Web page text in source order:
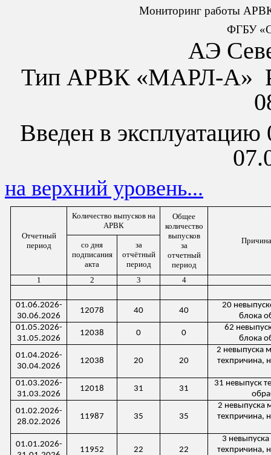
Мониторинг работы
ФГБУ
АЭ
Тип АРВК «МАРЛ-А»
Введен в эксплуатацию
на верхний уровень...
Отчетный
период
Количество выпусков на
АРВК
Общее
количество
выпусков
за
отчетный
период
со дня
подписания
акта
за
отчётный
период
1
2 3 4
01.06.2026-
30.06.2026
12078 40 40
20
блока
01.05.2026-
31.05.2026
12038 0 0
62
блока
01.04.2026-
30.04.2026
12038 20 20
2 невыпуска
техпричина,
01.03.2026-
31.03.2026
12018 31 31
31 невыпуск
01.02.2026-
28.02.2026
11987 35 35
2 невыпуска
техпричина,
01.01.2026-
11952 22 22
3 невыпуска
техпричина,